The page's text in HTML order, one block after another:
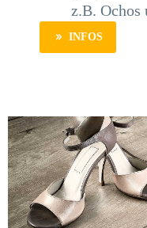
z.B. Ochos
INFOS